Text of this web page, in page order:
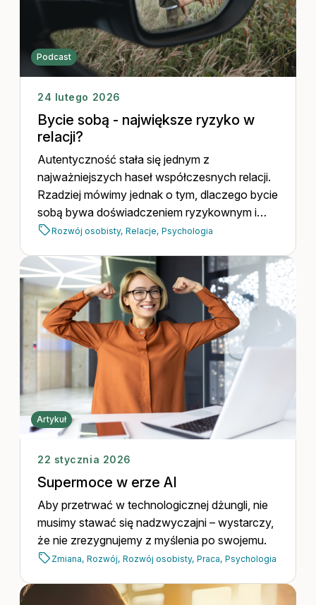
Podcast
24 lutego 2026
Bycie sobą - największe ryzyko w
relacji?
Autentyczność stała się jednym z
najważniejszych haseł współczesnych relacji.
Rzadziej mówimy jednak o tym, dlaczego bycie
sobą bywa doświadczeniem ryzykownym i
wymagającym odwagi.
Rozwój osobisty, Relacje, Psychologia
Artykuł
22 stycznia 2026
Supermoce w erze AI
Aby przetrwać w technologicznej dżungli, nie
musimy stawać się nadzwyczajni – wystarczy,
że nie zrezygnujemy z myślenia po swojemu.
Zmiana, Rozwój, Rozwój osobisty, Praca, Psychologia